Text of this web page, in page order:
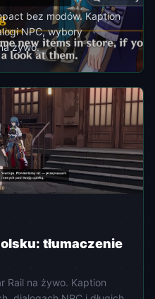
bez modów. Kaption
NPC, wybory
żywo.
tłumaczenie
Rail na żywo. Kaption